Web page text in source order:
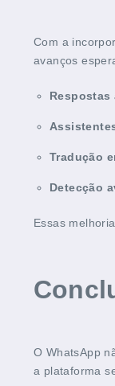
Com a
avanços
Respostas
Tradução
Detecção
Essas
O WhatsApp
a plataforma